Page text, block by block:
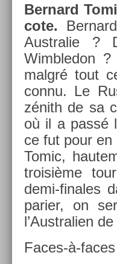
Be­rnard
cote.
Australie ?
Wimbledon ?
malgré tout
connu. Le
zénith de sa
où il a passé
ce fut pour
Tomic,
troisiè­me
demi-finales
pari­er, on
l’Australi­en
Faces-à-